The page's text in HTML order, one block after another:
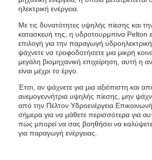
ηλεκτρική ενέργεια.
Με τις δυνατότητες υψηλής πίεσης και
κατασκευή της, η υδροτουρμπίνα Pelton
επιλογή για την παραγωγή
ψάχνετε να τροφοδοτήσετε μια μικρή
μεγάλη βιομηχανική επιχείρηση, αυτή η
είναι μέχρι το έργο.
Έτσι, αν ψάχνετε για μια αξιόπιστη και
ανεμογεννήτρια υψηλής πίεσης, μην
από την Πέλτον
σήμερα για να μάθετε περισσότερα για
πώς μπορεί να σας βοηθήσει να
για παραγωγή ενέργειας.